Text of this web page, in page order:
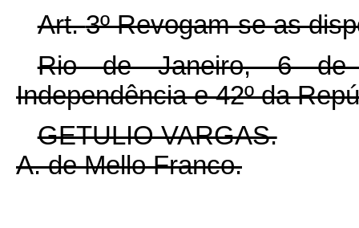
Art.3º Revogam-se as
Rio de Janeiro, 6 de
Independência e 42º da
GETULIO VARGAS.
A. de Mello Franco.